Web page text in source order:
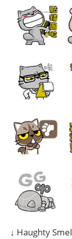
↓ Haughty